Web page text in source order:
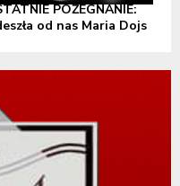
POŻEGNANIE:
od nas Maria Dojs